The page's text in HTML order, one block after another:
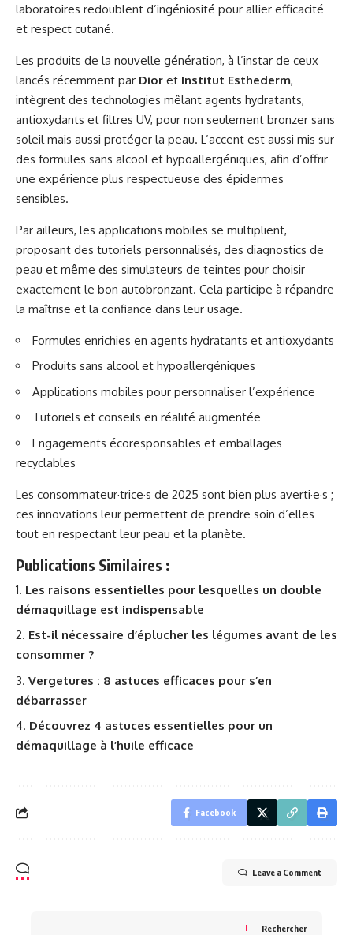
laboratoires redoublent d’ingéniosité pour allier efficacité
et respect cutané.
Les produits de la nouvelle génération, à l’instar de ceux
lancés récemment par Dior et Institut Esthederm,
intègrent des technologies mêlant agents hydratants,
antioxydants et filtres UV, pour non seulement bronzer sans
soleil mais aussi protéger la peau. L’accent est aussi mis sur
des formules sans alcool et hypoallergéniques, afin d’offrir
une expérience plus respectueuse des épidermes
sensibles.
Par ailleurs, les applications mobiles se multiplient,
proposant des tutoriels personnalisés, des diagnostics de
peau et même des simulateurs de teintes pour choisir
exactement le bon autobronzant. Cela participe à répandre
la maîtrise et la confiance dans leur usage.
Formules enrichies en agents hydratants et antioxydants
Produits sans alcool et hypoallergéniques
Applications mobiles pour personnaliser l’expérience
Tutoriels et conseils en réalité augmentée
Engagements écoresponsables et emballages
recyclables
Les consommateur·trice·s de 2025 sont bien plus averti·e·s ;
ces innovations leur permettent de prendre soin d’elles
tout en respectant leur peau et la planète.
Publications Similaires :
Les raisons essentielles pour lesquelles un double
démaquillage est indispensable
Est-il nécessaire d’éplucher les légumes avant de les
consommer ?
Vergetures : 8 astuces efficaces pour s’en
débarrasser
Découvrez 4 astuces essentielles pour un
démaquillage à l’huile efficace
Facebook
Leave a Comment
Rechercher